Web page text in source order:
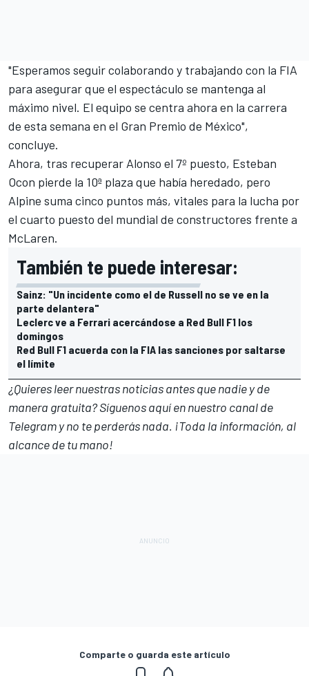
"Esperamos seguir colaborando y trabajando con la FIA
para asegurar que el espectáculo se mantenga al
máximo nivel. El equipo se centra ahora en la carrera
de esta semana en el Gran Premio de México",
concluye.
Ahora, tras recuperar Alonso el 7º puesto, Esteban
Ocon pierde la 10ª plaza que había heredado, pero
Alpine suma cinco puntos más, vitales para la lucha por
el cuarto puesto del mundial de constructores frente a
McLaren.
También te puede interesar:
Sainz: "Un incidente como el de Russell no se ve en la
parte delantera"
Leclerc ve a Ferrari acercándose a Red Bull F1 los
domingos
Red Bull F1 acuerda con la FIA las sanciones por saltarse
el límite
¿Quieres leer nuestras noticias antes que nadie y de
manera gratuita? Síguenosaquí en nuestro canal de
Telegramy no te perderás nada. ¡Toda la información, al
alcance de tu mano!
Comparte o guarda este artículo